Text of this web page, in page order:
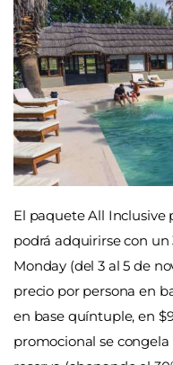
El paquete All Inclusive
podrá adquirirse con
Monday (del 3 al 5 de
precio por persona en
en base quíntuple, en
promocional se